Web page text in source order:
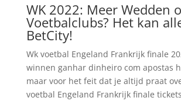
WK 2022: Meer Wedden
Voetbalclubs? Het kan
BetCity!
Wk voetbal Engeland Frankrijk finale
winnen ganhar dinheiro com apostas
maar voor het feit dat je altijd praat
voetbal Engeland Frankrijk finale